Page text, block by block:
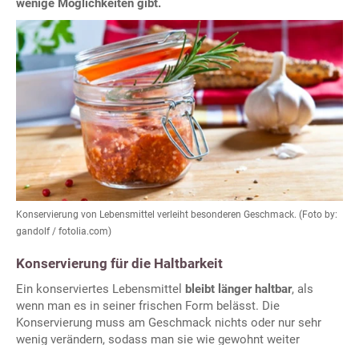
wenige Möglichkeiten gibt.
Konservierung von Lebensmittel verleiht besonderen Geschmack. (Foto by:
gandolf / fotolia.com)
Konservierung für die Haltbarkeit
Ein konserviertes Lebensmittel bleibt länger haltbar, als
wenn man es in seiner frischen Form belässt. Die
Konservierung muss am Geschmack nichts oder nur sehr
wenig verändern, sodass man sie wie gewohnt weiter